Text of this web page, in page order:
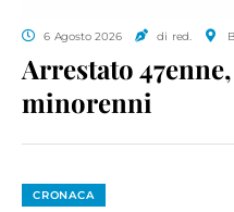
6 Agosto 2026 di red.
Arrestato
minorenni
CRONACA